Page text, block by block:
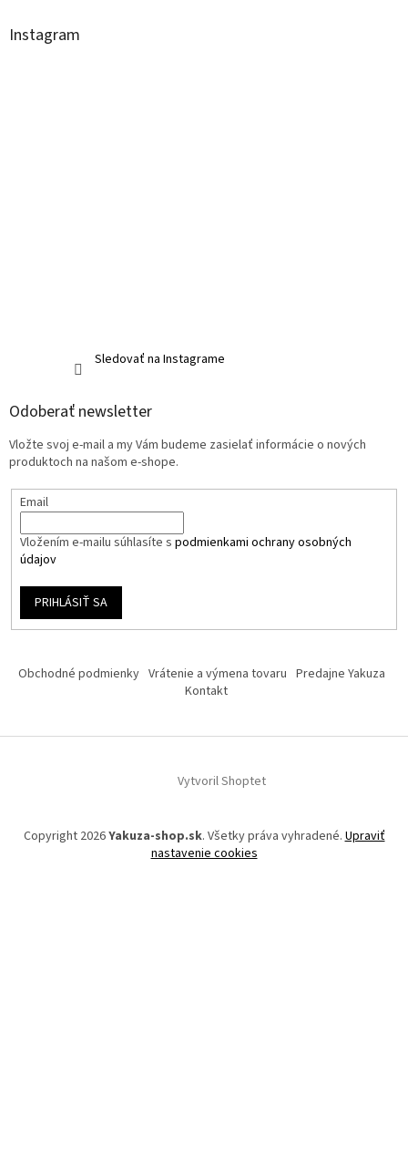
Instagram
Sledovať na Instagrame
Odoberať newsletter
Vložte svoj e-mail a my Vám budeme zasielať informácie o nových
produktoch na našom e-shope.
Email
Vložením e-mailu súhlasíte s podmienkami ochrany osobných
údajov
PRIHLÁSIŤ SA
Obchodné podmienky Vrátenie a výmena tovaru Predajne Yakuza
Kontakt
Vytvoril Shoptet
Copyright 2026Yakuza-shop.sk. Všetky práva vyhradené. Upraviť
nastavenie cookies